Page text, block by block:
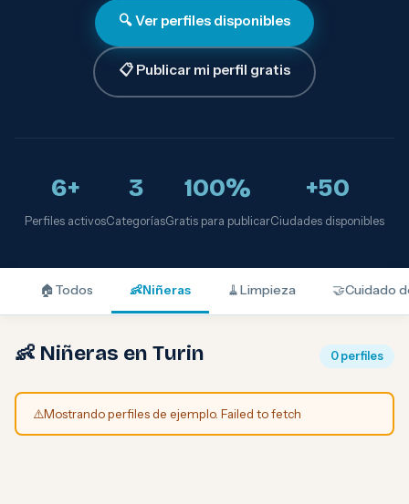
🔍 Ver perfiles disponibles
📋 Publicar mi perfil gratis
6+
Perfiles activos
3
Categorías
100%
Gratis para publicar
+50
Ciudades disponibles
🏠 Todos 👶Niñeras 🧹Limpieza 🤝Cuidado
👶 Niñeras en Turin 0 perfiles
⚠️Mostrando perfiles de ejemplo. Failed to fetch